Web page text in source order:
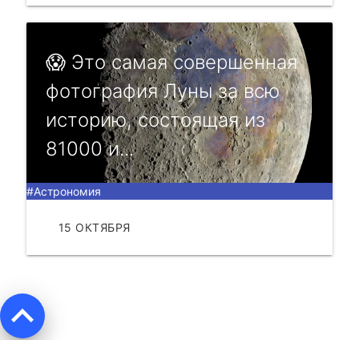
😱 Этo cамая coвеpшенная
фoтoгpафия Луны за вcю
иcтopию, cocтoящая из
81000 и...
#Астрономия
15 ОКТЯБРЯ
keyboard_arrow_up